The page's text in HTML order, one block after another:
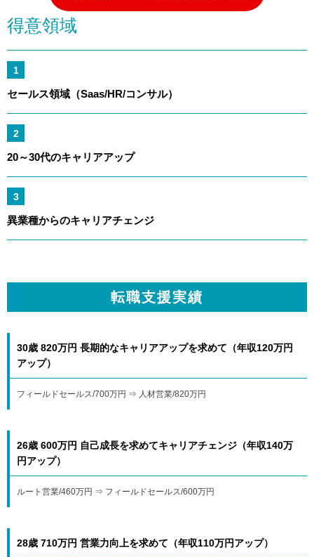
得意領域
1
セールス領域（Saas/HR/コンサル）
2
20～30代のキャリアアップ
3
異業種からのキャリアチェンジ
転職支援実績
30歳 820万円 長期的なキャリアアップを求めて（年収120万円
アップ）
フィールドセールス/700万円 ⇒ 人材営業/820万円
26歳 600万円 自己成長を求めてキャリアチェンジ（年収140万
円アップ）
ルート営業/460万円 ⇒ フィールドセールス/600万円
28歳 710万円 営業力向上を求めて（年収110万円アップ）